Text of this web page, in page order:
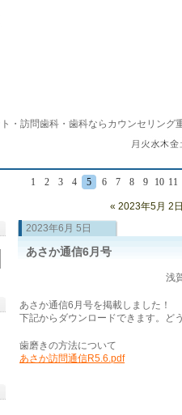
・訪問歯科・歯科ならカウンセリング
1 2 3 4 5 6 7 8 9 10 11
2023年6月 5日
あさか通信6月号
浅
あさか通信6月号を掲載しました！
下記からダウンロードできます。ど
歯磨きの方法について
あさか訪問通信R5.6.pdf
« 2023年5月 2